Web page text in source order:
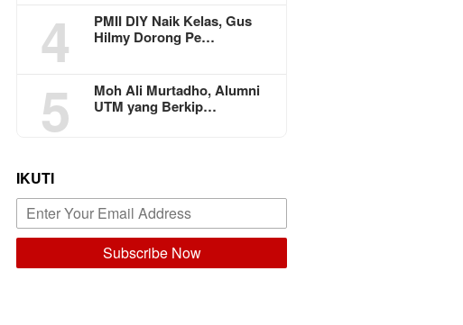
4
PMII DIY Naik Kelas, Gus
Hilmy Dorong Pe…
5
Moh Ali Murtadho, Alumni
UTM yang Berkip…
IKUTI